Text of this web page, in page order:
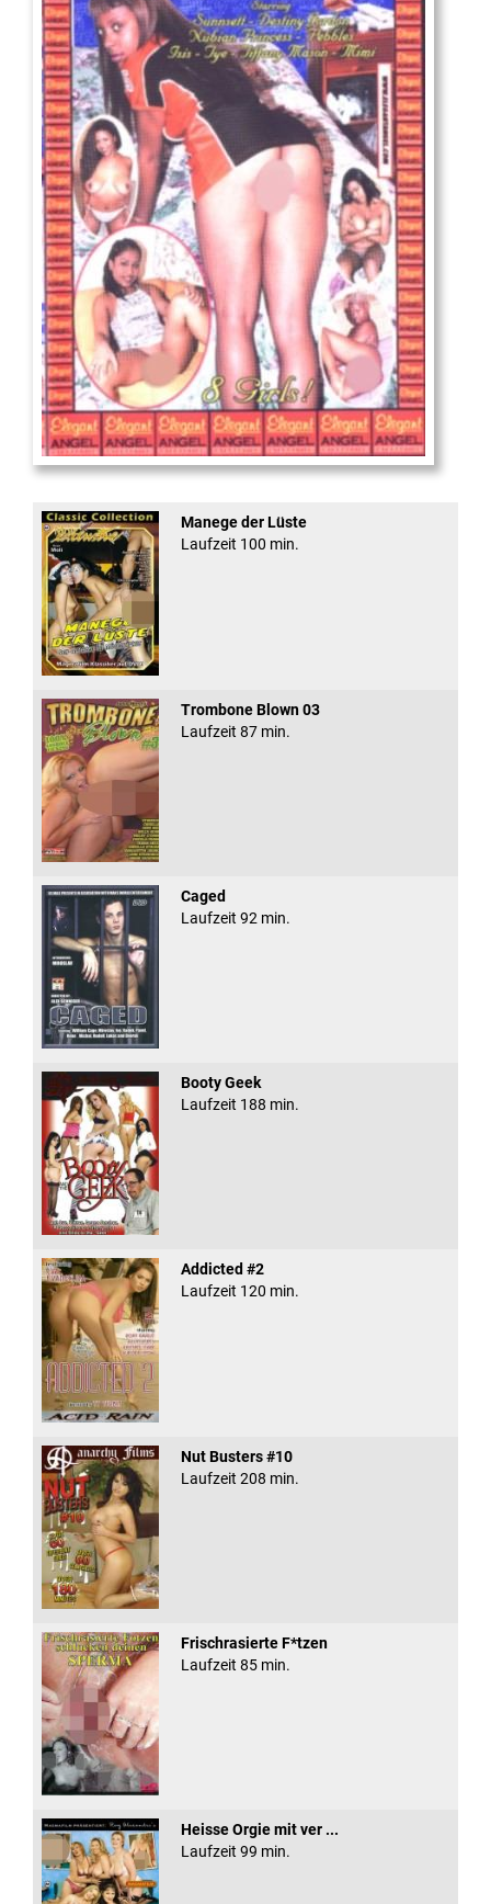
Sugar Walls #24
Manege der Lüste
Laufzeit 100 min.
Trombone Blown 03
Laufzeit 87 min.
Caged
Laufzeit 92 min.
Booty Geek
Laufzeit 188 min.
Addicted #2
Laufzeit 120 min.
Nut Busters #10
Laufzeit 208 min.
Frischrasierte F*tzen
Laufzeit 85 min.
Heisse Orgie mit ver ...
Laufzeit 99 min.